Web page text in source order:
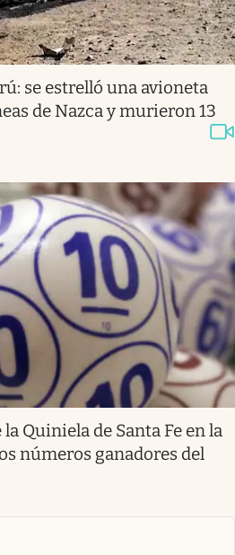
se estrelló una avioneta
de Nazca y murieron 13
Quiniela de Santa Fe en la
números ganadores del